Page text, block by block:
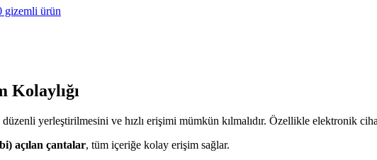
gizemli ürün
Kolaylığı
düzenli yerleştirilmesini ve hızlı erişimi mümkün kılmalıdır. Özellikle elektronik
açılan çantalar, tüm içeriğe kolay erişim sağlar.